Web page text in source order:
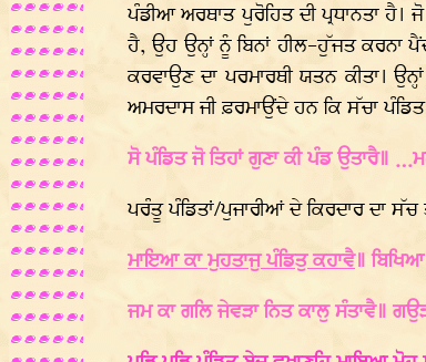
ਪੰਡੀਆ ਅਰਥਾਤ ਪੁਰੋਹਿਤ ਦੀ ਪ੍ਰਧਾਨਤਾ
ਹੈ, ਉਹ ਉਨ੍ਹਾਂ ਨੂੰ ਬਿਨਾਂ ਹੀਲ-ਹੁੱਜਤ ਕਰਨਾ
ਕਰਵਾਉਣ ਦਾ ਪਰਮਾਰਥੀ ਯਤਨ ਕੀਤਾ।
ਅਮਰਦਾਸ ਜੀ ਫ਼ਰਮਾਉਂਦੇ ਹਨ ਕਿ ਸੱਚਾ
ਸੋ ਪੰਡਿਤ ਜੋ ਤਿਹਾਂ ਗੁਣਾ ਕੀ ਪੰਡ ਉਤਾਰੈ॥
ਪਰੰਤੂ ਪੰਡਿਤਾਂ/ਪੁਜਾਰੀਆਂ ਦੇ ਕਿਰਦਾਰ ਦਾ
ਮਾਇਆ ਕਾ ਮੁਹਤਾਜੁ ਪੰਡਿਤੁ ਕਹਾਵੈ॥
ਜਮ ਕਾ ਗਲਿ ਜੇਵੜਾ ਨਿਤ ਕਾਲੁ ਸੰਤਾਵੈ॥